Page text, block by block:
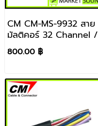
CM CM-MS-9932 สาย
มัลติคอร์ 32 Channel /
1 เมตร
800.00 ฿